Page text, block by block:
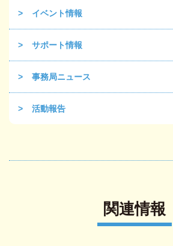
イベント情報
サポート情報
事務局ニュース
活動報告
関連情報